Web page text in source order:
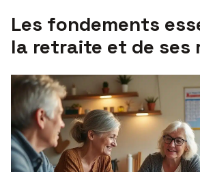
Les fondements
la retraite et de ses